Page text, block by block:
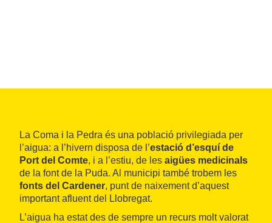
La Coma i la Pedra és una població privilegiada per
l’aigua: a l’hivern disposa de l’estació d’esquí de
Port del Comte, i a l’estiu, de les aigües medicinals
de la font de la Puda. Al municipi també trobem les
fonts del Cardener, punt de naixement d’aquest
important afluent del Llobregat.
L’aigua ha estat des de sempre un recurs molt valorat